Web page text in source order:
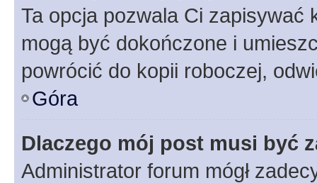
Ta opcja pozwala Ci zapisywać
mogą być dokończone i
powrócić do kopii roboczej,
Góra
Dlaczego mój post musi być
Administrator forum mógł